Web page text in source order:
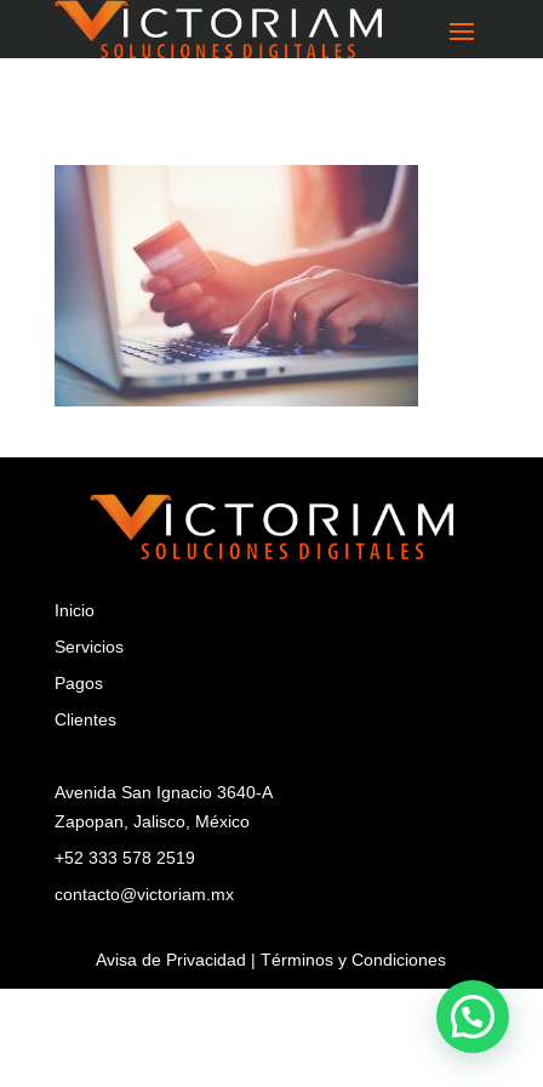
Inicio
Servicios
Pagos
Clientes
Avenida San Ignacio 3640-A
Zapopan, Jalisco, México
+52 333 578 2519
contacto@victoriam.mx
Avisa de Privacidad | Términos y Condiciones